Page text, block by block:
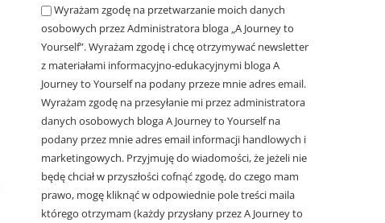
Wyrażam zgodę na przetwarzanie moich danych
osobowych przez Administratora bloga „A Journey to
Yourself”. Wyrażam zgodę i chcę otrzymywać newsletter
z materiałami informacyjno-edukacyjnymi bloga A
Journey to Yourself na podany przeze mnie adres email.
Wyrażam zgodę na przesyłanie mi przez administratora
danych osobowych bloga A Journey to Yourself na
podany przez mnie adres email informacji handlowych i
marketingowych. Przyjmuję do wiadomości, że jeżeli nie
będę chciał w przyszłości cofnąć zgodę, do czego mam
prawo, mogę kliknąć w odpowiednie pole treści maila
którego otrzymam (każdy przysłany przez A Journey to